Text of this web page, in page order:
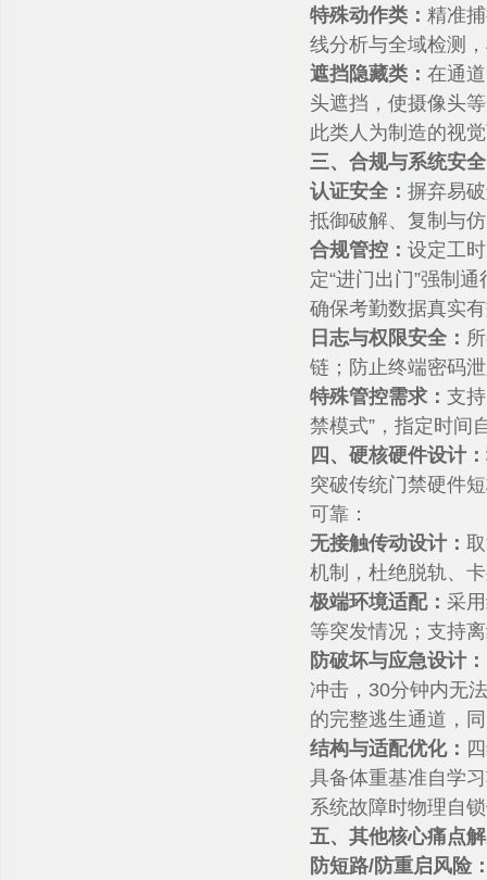
特殊动作类： 精准
线分析与全域检测
遮挡隐藏类： 在通
头遮挡，使摄像头
此类人为制造的视
三、合规与系统安
认证安全： 摒弃易
抵御破解、复制与
合规管控： 设定工
定“进门出门”强制
确保考勤数据真实
日志与权限安全：
链；防止终端密码
特殊管控需求： 支
禁模式”，指定时间
四、硬核硬件设计
突破传统门禁硬件
可靠：
无接触传动设计：
机制，杜绝脱轨、
极端环境适配： 采
等突发情况；支持
防破坏与应急设计：
冲击，30分钟内无
的完整逃生通道，
结构与适配优化：
具备体重基准自学
系统故障时物理自
五、其他核心痛点
防短路/防重启风险